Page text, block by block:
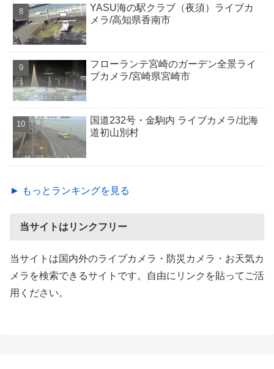
YASU海の駅クラブ（夜須）ライブカ
メラ/高知県香南市
フローランテ宮崎のガーデン全景ライ
ブカメラ/宮崎県宮崎市
国道232号・金駒内 ライブカメラ/北海
道初山別村
► もっとランキングを見る
当サイトはリンクフリー
当サイトは国内外のライブカメラ・防災カメラ・お天気カ
メラを検索できるサイトです。自由にリンクを貼ってご活
用ください。